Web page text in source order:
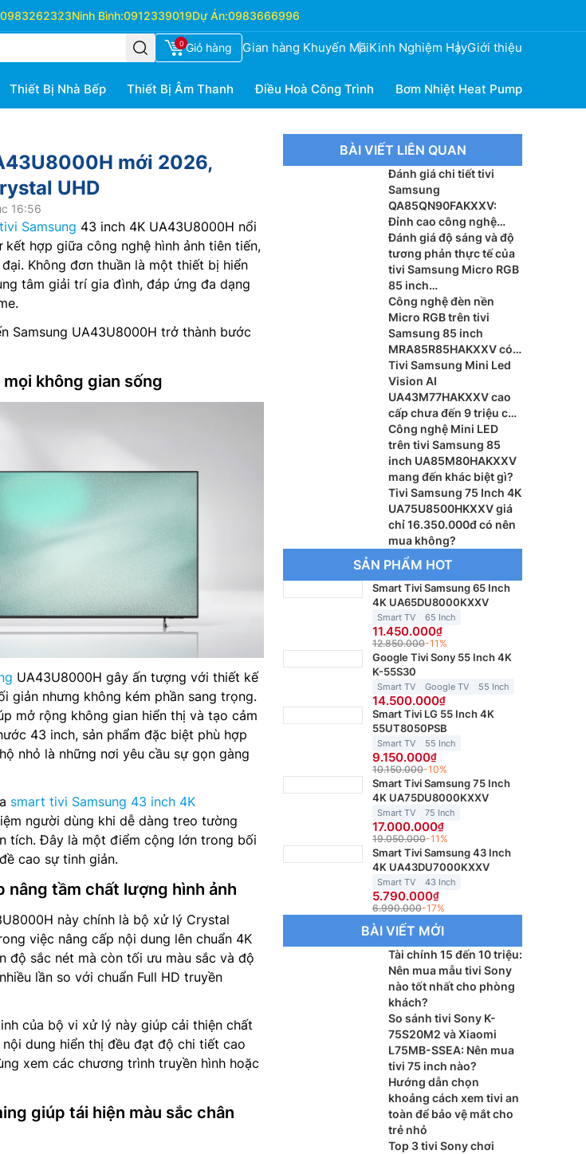
0983262323Ninh Bình:0912339019Dự Án:0983666996
0 Giỏ hàng Gian hàng Khuyến MãiKinh Nghiệm HayGiới thiệu
Thiết Bị Nhà Bếp Thiết Bị Âm Thanh Điều Hoà Công Trình Bơm Nhiệt Heat Pump
mới 2026,
UHD
16:56
tivi Samsung 43 inch 4K UA43U8000H nổi
hợp giữa công nghệ hình ảnh tiên tiến,
Không đơn thuần là một thiết bị hiển
tâm giải trí gia đình, đáp ứng đa dạng
Samsung UA43U8000H trở thành bước
không gian sống
UA43U8000H gây ấn tượng với thiết kế
giản nhưng không kém phần sang trọng.
mở rộng không gian hiển thị và tạo cảm
43 inch, sản phẩm đặc biệt phù hợp
nhỏ là những nơi yêu cầu sự gọn gàng
smart tivi Samsung 43 inch 4K
người dùng khi dễ dàng treo tường
tích. Đây là một điểm cộng lớn trong bối
cao sự tinh giản.
nâng tầm chất lượng hình ảnh
này chính là bộ xử lý Crystal
việc nâng cấp nội dung lên chuẩn 4K
độ sắc nét mà còn tối ưu màu sắc và độ
lần so với chuẩn Full HD truyền
của bộ vi xử lý này giúp cải thiện chất
dung hiển thị đều đạt độ chi tiết cao
xem các chương trình truyền hình hoặc
giúp tái hiện màu sắc chân
BÀI VIẾT LIÊN QUAN
Đánh giá chi tiết tivi
Samsung
QA85QN90FAKXXV:
Đỉnh cao công nghệ
Vision AI thế hệ mới
Đánh giá độ sáng và độ
tương phản thực tế của
tivi Samsung Micro RGB
85 inch
MRA85R95HXKXXV
Công nghệ đèn nền
Micro RGB trên tivi
Samsung 85 inch
MRA85R85HAKXXV có
gì khác biệt?
Tivi Samsung Mini Led
Vision AI
UA43M77HAKXXV cao
cấp chưa đến 9 triệu có
đáng mua
Công nghệ Mini LED
trên tivi Samsung 85
inch UA85M80HAKXXV
mang đến khác biệt gì?
Tivi Samsung 75 Inch 4K
UA75U8500HKXXV giá
chỉ 16.350.000đ có nên
mua không?
SẢN PHẨM HOT
Smart Tivi Samsung 65 Inch
4K UA65DU8000KXXV
Smart TV 65 Inch
11.450.000
12.850.000-11%
Google Tivi Sony 55 Inch 4K
K-55S30
Smart TV Google TV 55 Inch
14.500.000
Smart Tivi LG 55 Inch 4K
55UT8050PSB
Smart TV 55 Inch
9.150.000
10.150.000-10%
Smart Tivi Samsung 75 Inch
4K UA75DU8000KXXV
Smart TV 75 Inch
17.000.000
19.050.000-11%
Smart Tivi Samsung 43 Inch
4K UA43DU7000KXXV
Smart TV 43 Inch
5.790.000
6.990.000-17%
BÀI VIẾT MỚI
Tài chính 15 đến 10 triệu:
Nên mua mẫu tivi Sony
nào tốt nhất cho phòng
khách?
So sánh tivi Sony K-
75S20M2 và Xiaomi
L75MB-SSEA: Nên mua
tivi 75 inch nào?
Hướng dẫn chọn
khoảng cách xem tivi an
toàn để bảo vệ mắt cho
trẻ nhỏ
Top 3 tivi Sony chơi